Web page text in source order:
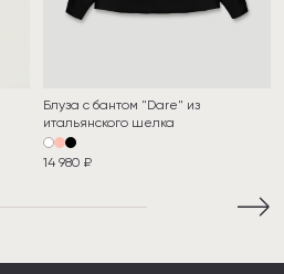
Блуза с бантом "Dare" из
итальянского шелка
14 980 ₽